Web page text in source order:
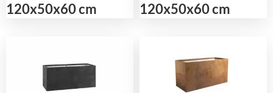
120x50x60 cm
120x50x60 cm